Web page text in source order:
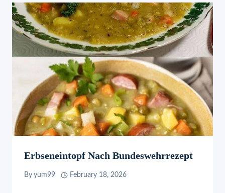
Erbseneintopf Nach Bundeswehrrezept
By yum99 February 18, 2026